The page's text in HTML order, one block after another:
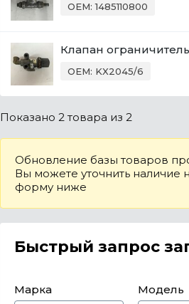
OEM: 1485110800
Клапан
OEM: KX2045/6
Показано 2 товара из 2
Обновление базы товаров
Вы можете уточнить наличие
форму ниже
Быстрый запрос
Марка Модель